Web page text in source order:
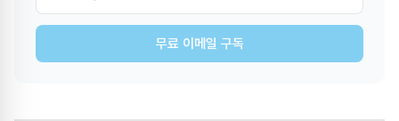
무료 이메일 구독